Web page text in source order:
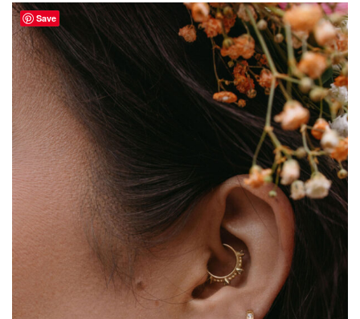
Save